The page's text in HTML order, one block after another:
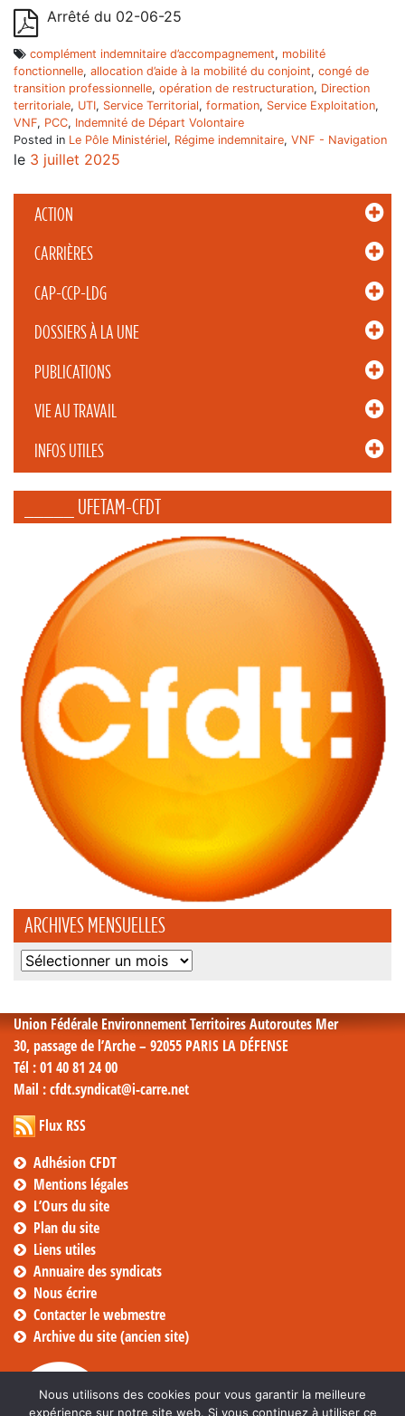
ACTION
CARRIÈRES
CAP-CCP-LDG
DOSSIERS À LA UNE
PUBLICATIONS
VIE AU TRAVAIL
INFOS UTILES
_____ UFETAM-CFDT
ARCHIVES MENSUELLES
Archives
Arrêté du 02-06-25
complément indemnitaire d’accompagnement, mobilité
fonctionnelle, allocation d’aide à la mobilité du conjoint, congé de
transition professionnelle, opération de restructuration, Direction
territoriale, UTI, Service Territorial, formation, Service Exploitation,
VNF, PCC, Indemnité de Départ Volontaire
Posted in Le Pôle Ministériel, Régime indemnitaire, VNF - Navigation
le 3 juillet 2025
Union Fédérale Environnement Territoires Autoroutes Mer
30, passage de l’Arche – 92055 PARIS LA DÉFENSE
Tél : 01 40 81 24 00
Mail : cfdt.syndicat@i-carre.net
Flux RSS
Adhésion CFDT
Mentions légales
L’Ours du site
Plan du site
Liens utiles
Annuaire des syndicats
Nous écrire
Contacter le webmestre
Archive du site (ancien site)
Nous utilisons des cookies pour vous garantir la meilleure
expérience sur notre site web. Si vous continuez à utiliser ce